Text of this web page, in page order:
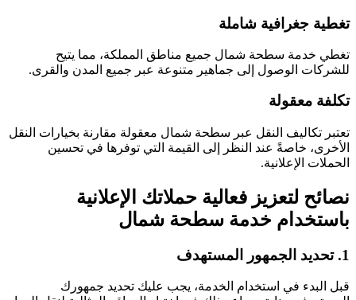
تغطية جغرافية شاملة
تغطي خدمة سطحة شمال جميع مناطق المملكة، مما يتيح
للشركات الوصول إلى جماهير متنوعة عبر جميع المدن والقرى.
تكلفة معقولة
تعتبر تكاليف النقل عبر سطحة شمال معقولة مقارنة بخيارات النقل
الأخرى، خاصةً عند النظر إلى القيمة التي توفرها في تحسين
الحملات الإعلانية.
نصائح لتعزيز فعالية حملاتك الإعلانية
باستخدام خدمة سطحة شمال
1. تحديد الجمهور المستهدف
قبل البدء في استخدام الخدمة، يجب عليك تحديد جمهورك